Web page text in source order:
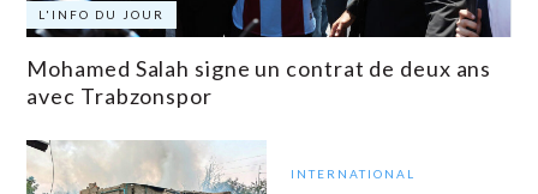
L'INFO DU JOUR
Mohamed Salah signe un contrat de deux ans
avec Trabzonspor
INTERNATIONAL